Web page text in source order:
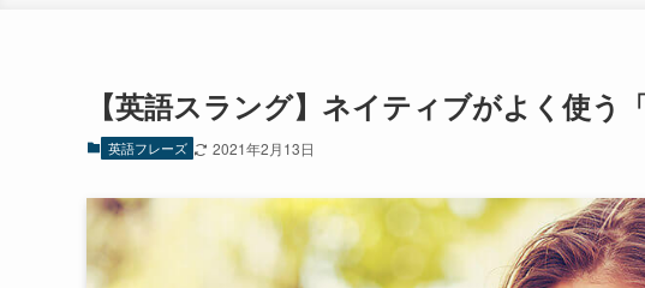
【英語スラング】ネイティブがよく使う
英語フレーズ 2021年2月13日